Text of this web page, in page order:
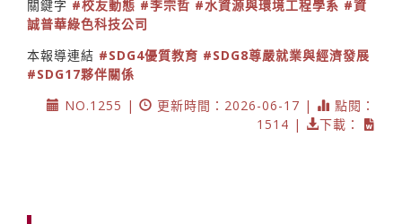
關鍵字 #校友動態 #李宗哲 #水資源與環境工程學系 #資
誠普華綠色科技公司
本報導連結 #SDG4優質教育 #SDG8尊嚴就業與經濟發展
#SDG17夥伴關係
NO.1255 |
更新時間：2026-06-17 |
點閱：
1514 |
下載：